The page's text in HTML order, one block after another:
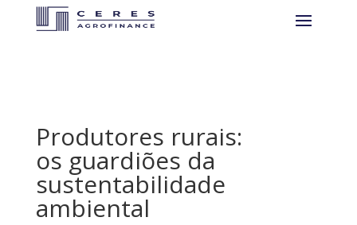
Produtores rurais:
os guardiões da
sustentabilidade
ambiental